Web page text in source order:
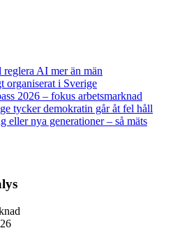
AI mer än män
organiserat i Sverige
2026 – fokus arbetsmarknad
tycker demokratin går åt fel håll
eller nya generationer – så mäts